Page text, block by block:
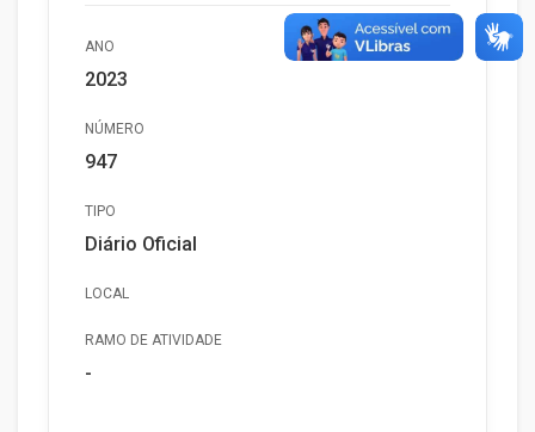
ANO
2023
NÚMERO
947
TIPO
Diário Oficial
LOCAL
RAMO DE ATIVIDADE
-